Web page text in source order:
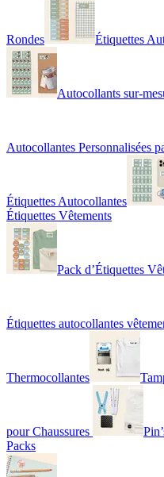
Rondes Étiquettes
Autocollants sur-
Autocollantes Personnalisées
Étiquettes Autocollantes
Étiquettes Vêtements
Pack d’Étiquettes
Étiquettes autocollantes
Thermocollantes
pour Chaussures
Packs